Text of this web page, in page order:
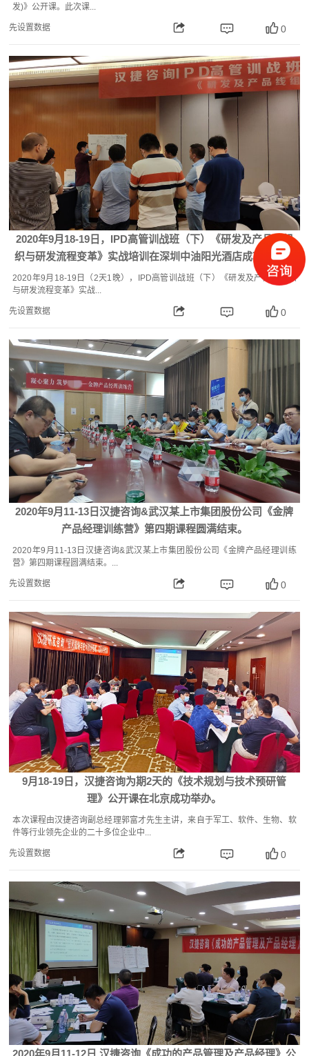
发)》公开课。此次课...
先设置数据 0
2020年9月18-19日，IPD高管训战班（下）《研发及产品线组
织与研发流程变革》实战培训在深圳中油阳光酒店成功举办！
2020年9月18-19日（2天1晚），IPD高管训战班（下）《研发及产品线组织
与研发流程变革》实战...
先设置数据 0
2020年9月11-13日汉捷咨询&武汉某上市集团股份公司《金牌
产品经理训练营》第四期课程圆满结束。
2020年9月11-13日汉捷咨询&武汉某上市集团股份公司《金牌产品经理训练
营》第四期课程圆满结束。...
先设置数据 0
9月18-19日，汉捷咨询为期2天的《技术规划与技术预研管
理》公开课在北京成功举办。
本次课程由汉捷咨询副总经理郭富才先生主讲，来自于军工、软件、生物、软
件等行业领先企业的二十多位企业中...
先设置数据 0
2020年9月11-12日 汉捷咨询《成功的产品管理及产品经理》公